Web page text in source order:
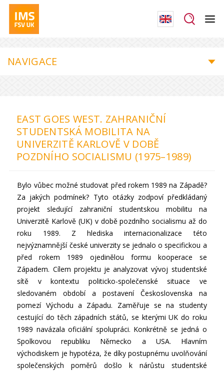
NAVIGACE
EAST GOES WEST. ZAHRANIČNÍ
STUDENTSKÁ MOBILITA NA
UNIVERZITĚ KARLOVĚ V DOBĚ
POZDNÍHO SOCIALISMU (1975–1989)
Bylo vůbec možné studovat před rokem 1989 na Západě?
Za jakých podmínek? Tyto otázky zodpoví předkládaný
projekt sledující zahraniční studentskou mobilitu na
Univerzitě Karlově (UK) v době pozdního socialismu až do
roku 1989. Z hlediska internacionalizace této
nejvýznamnější české univerzity se jednalo o specifickou a
před rokem 1989 ojedinělou formu kooperace se
Západem. Cílem projektu je analyzovat vývoj studentské
sítě v kontextu politicko-společenské situace ve
sledovaném období a postavení Československa na
pomezí Východu a Západu. Zaměřuje se na studenty
cestující do těch západních států, se kterými UK do roku
1989 navázala oficiální spolupráci. Konkrétně se jedná o
Spolkovou republiku Německo a USA. Hlavním
východiskem je hypotéza, že díky postupnému uvolňování
společenských poměrů došlo k nárůstu studentské